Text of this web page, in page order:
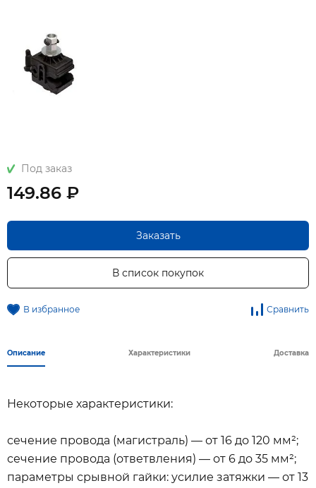
Под заказ
149.86 ₽
Заказать
В список покупок
В избранное Сравнить
Описание Характеристики Доставка
Некоторые характеристики:
сечение провода (магистраль) — от 16 до 120 мм²;
сечение провода (ответвления) — от 6 до 35 мм²;
параметры срывной гайки: усилие затяжки — от 13